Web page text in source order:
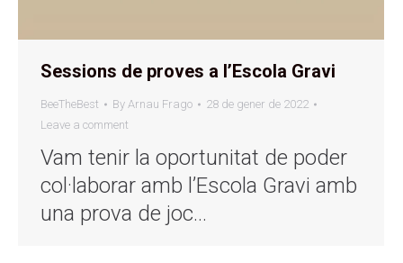
Sessions de proves a l’Escola Gravi
BeeTheBest By Arnau Frago
28 de gener de 2022
Leave a comment
Vam tenir la oportunitat de poder
col·laborar amb l’Escola Gravi amb
una prova de joc…